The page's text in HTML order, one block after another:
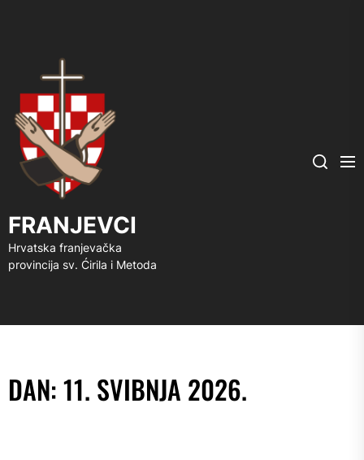
FRANJEVCI
Hrvatska franjevačka
provincija sv. Ćirila i Metoda
Search
DAN:11. SVIBNJA 2026.